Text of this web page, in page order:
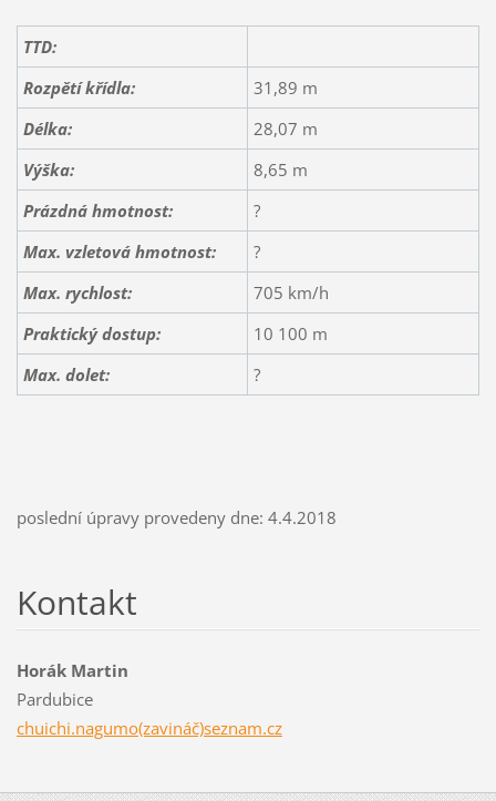
TTD:
Rozpětí křídla:
31,89 m
Délka:
28,07 m
Výška:
8,65 m
Prázdná hmotnost:
?
Max. vzletová hmotnost:
?
Max. rychlost:
705 km/h
Praktický dostup:
10 100 m
Max. dolet:
?
poslední úpravy provedeny dne: 4.4.2018
Kontakt
Horák Martin
Pardubice
chuichi.nagumo(zavináč)seznam.cz